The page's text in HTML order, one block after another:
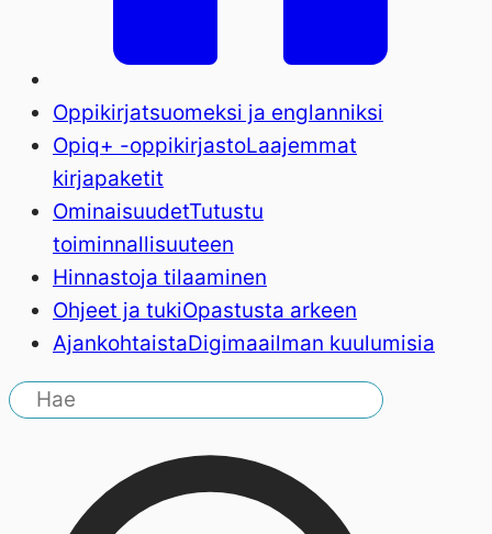
Oppikirjatsuomeksi ja englanniksi
Opiq+ -oppikirjastoLaajemmat
kirjapaketit
OminaisuudetTutustu
toiminnallisuuteen
Hinnastoja tilaaminen
Ohjeet ja tukiOpastusta arkeen
AjankohtaistaDigimaailman kuulumisia